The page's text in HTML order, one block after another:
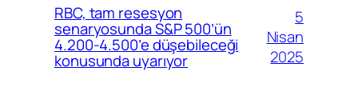
RBC, tam resesyon
senaryosunda S&P 500’ün
4.200-4.500’e düşebileceği
konusunda uyarıyor
5
Nisan
2025